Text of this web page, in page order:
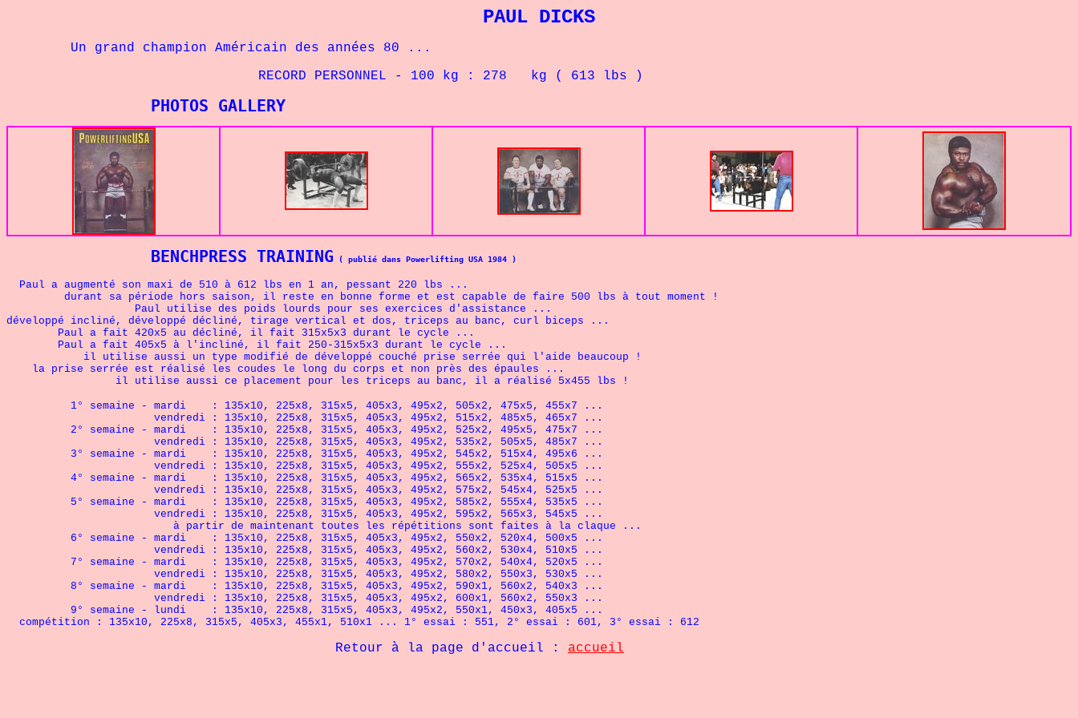
PAUL DICKS
Un grand champion Américain des années 80 ...
RECORD PERSONNEL - 100 kg : 278 kg ( 613 lbs )
PHOTOS GALLERY
BENCHPRESS TRAINING ( publié dans Powerlifting USA 1984 )
Paul a augmenté son maxi de 510 à 612 lbs en 1 an, pessant 220 lbs ...
durant sa période hors saison, il reste en bonne forme et est capable de faire 500 lbs à tout moment !
Paul utilise des poids lourds pour ses exercices d'assistance ...
développé incliné, développé décliné, tirage vertical et dos, triceps au banc, curl biceps ...
Paul a fait 420x5 au décliné, il fait 315x5x3 durant le cycle ...
Paul a fait 405x5 à l'incliné, il fait 250-315x5x3 durant le cycle ...
il utilise aussi un type modifié de développé couché prise serrée qui l'aide beaucoup !
la prise serrée est réalisé les coudes le long du corps et non près des épaules ...
il utilise aussi ce placement pour les triceps au banc, il a réalisé 5x455 lbs !
1° semaine - mardi :
135x10, 225x8, 315x5, 405x3, 495x2, 505x2, 475x5, 455x7 ...
vendredi : 135x10, 225x8, 315x5, 405x3, 495x2, 515x2, 485x5, 465x7 ...
2° semaine - mardi :
135x10, 225x8, 315x5, 405x3, 495x2, 525x2, 495x5, 475x7 ...
vendredi : 135x10, 225x8, 315x5, 405x3, 495x2, 535x2, 505x5, 485x7 ...
3° semaine - mardi :
135x10, 225x8, 315x5, 405x3, 495x2, 545x2, 515x4, 495x6 ...
vendredi : 135x10, 225x8, 315x5, 405x3, 495x2, 555x2, 525x4, 505x5 ...
4° semaine
- mardi :
135x10, 225x8, 315x5, 405x3, 495x2, 565x2, 535x4, 515x5 ...
vendredi : 135x10, 225x8, 315x5, 405x3, 495x2, 575x2, 545x4, 525x5 ...
5° semaine
- mardi :
135x10, 225x8, 315x5, 405x3, 495x2, 585x2, 555x4, 535x5 ...
vendredi : 135x10, 225x8, 315x5, 405x3, 495x2, 595x2, 565x3, 545x5 ...
à partir de maintenant toutes les répétitions sont faites à la claque ...
6° semaine
- mardi :
135x10, 225x8, 315x5, 405x3, 495x2, 550x2, 520x4, 500x5 ...
vendredi : 135x10, 225x8, 315x5, 405x3, 495x2, 560x2, 530x4, 510x5 ...
7° semaine
- mardi :
135x10, 225x8, 315x5, 405x3, 495x2, 570x2, 540x4, 520x5 ...
vendredi : 135x10, 225x8, 315x5, 405x3, 495x2, 580x2, 550x3, 530x5 ...
8° semaine
- mardi :
135x10, 225x8, 315x5, 405x3, 495x2, 590x1, 560x2, 540x3 ...
vendredi : 135x10, 225x8, 315x5, 405x3, 495x2, 600x1, 560x2, 550x3 ...
9° semaine
- lundi :
135x10, 225x8, 315x5, 405x3, 495x2, 550x1, 450x3, 405x5 ...
compétition : 135x10, 225x8, 315x5, 405x3, 455x1, 510x1 ... 1° essai : 551, 2° essai : 601, 3° essai : 612
Retour à la page d'accueil : accueil